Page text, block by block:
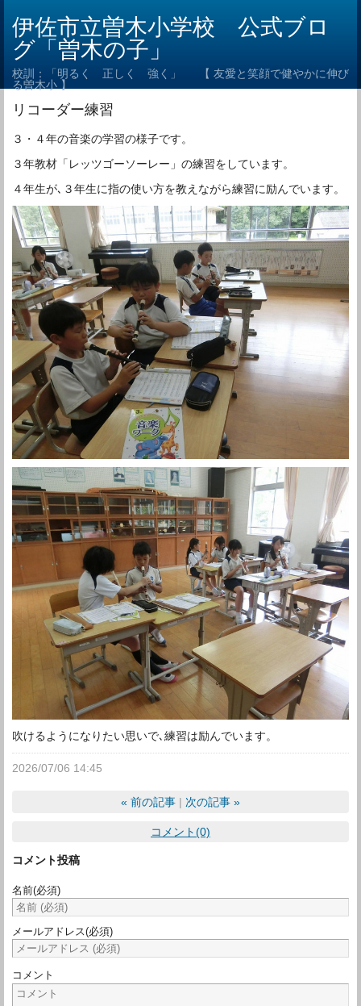
伊佐市立曽木小学校 公式ブロ
グ「曽木の子」
校訓：「明るく 正しく 強く」 【 友愛と笑顔で健やかに伸び
る曽木小 】
リコーダー練習
３・４年の音楽の学習の様子です。
３年教材「レッツゴーソーレー」の練習をしています。
４年生が､３年生に指の使い方を教えながら練習に励んでいます。
吹けるようになりたい思いで､練習は励んでいます。
2026/07/06 14:45
« 前の記事 次の記事 »
コメント(0)
コメント投稿
名前(必須)
メールアドレス(必須)
コメント